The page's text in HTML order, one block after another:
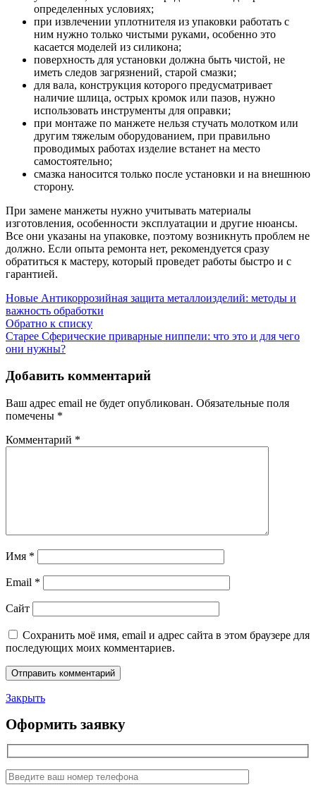
определенных условиях;
при извлечении уплотнителя из упаковки работать с
ним нужно только чистыми руками, особенно это
касается моделей из силикона;
поверхность для установки должна быть чистой, не
иметь следов загрязнений, старой смазки;
для вала, конструкция которого предусматривает
наличие шлица, острых кромок или пазов, нужно
использовать инструменты для оправки;
при монтаже по манжете нельзя стучать молотком или
другим тяжелым оборудованием, при правильно
проводимых работах изделие встанет на место
самостоятельно;
смазка наносится только после установки и на внешнюю
сторону.
При замене манжеты нужно учитывать материалы
изготовления, особенности эксплуатации и другие нюансы.
Все они указаны на упаковке, поэтому возникнуть проблем не
должно. Если опыта ремонта нет, рекомендуется сразу
обратиться к мастеру, который проведет работы быстро и с
гарантией.
Новые Антикоррозийная защита металлоизделий: методы и
важность обработки
Обратно к списку
Старее Сферические приварные ниппели: что это и для чего
они нужны?
Добавить комментарий
Ваш адрес email не будет опубликован. Обязательные поля
помечены *
Комментарий *
Имя *
Email *
Сайт
Сохранить моё имя, email и адрес сайта в этом браузере для
последующих моих комментариев.
Закрыть
Оформить заявку